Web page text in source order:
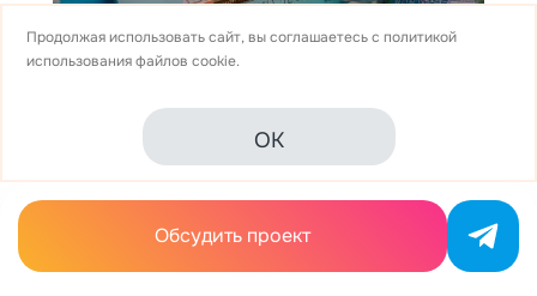
Разработка интернет-
магазина сувенирной
продукции музея-заповедника
Государственный музей-заповедник «Царское
Село» расположен в городе Пушкин и является
Обсудить проект
Продолжая использовать сайт, вы соглашаетесь с политикой
использованияфайлов cookie.
OK